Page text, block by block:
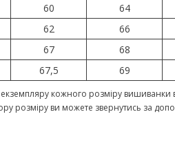
60 64
62 66
67 68
67,5 69
кожного розміру вишиванки
розміру ви можете звернутись за